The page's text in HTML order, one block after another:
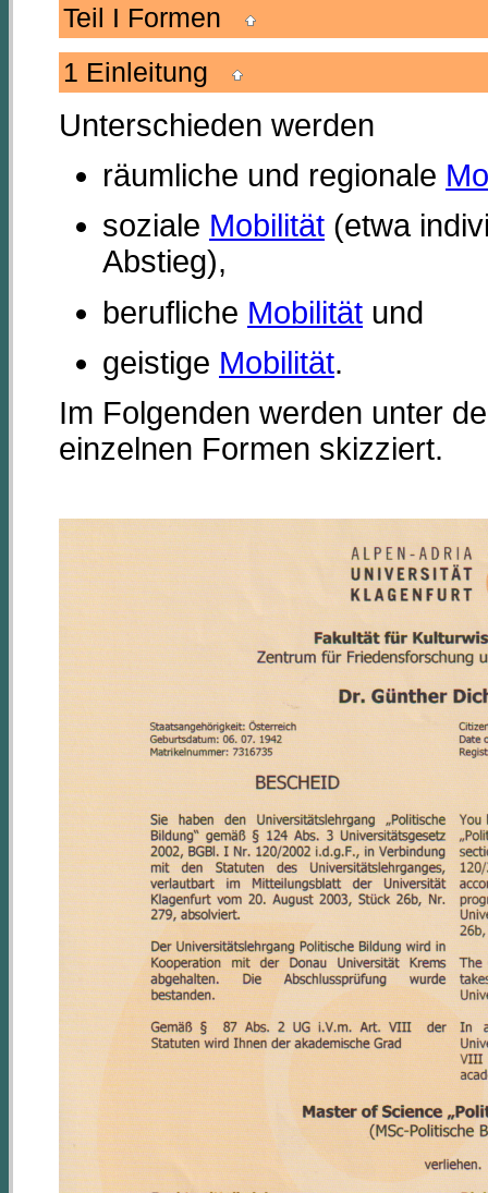
Teil I Formen
1 Einleitung
Unterschieden werden
räumliche und regionale
soziale Mobilität (etwa
Abstieg),
berufliche Mobilität und
geistige Mobilität.
Im Folgenden werden unter
einzelnen Formen skizziert.